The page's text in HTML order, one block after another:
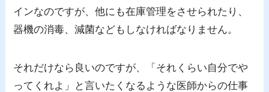
インなのですが、他にも在庫管理をさせられたり、
器機の消毒、減菌などもしなければなりません。
それだけなら良いのですが、「それくらい自分でや
ってくれよ」と言いたくなるような医師からの仕事